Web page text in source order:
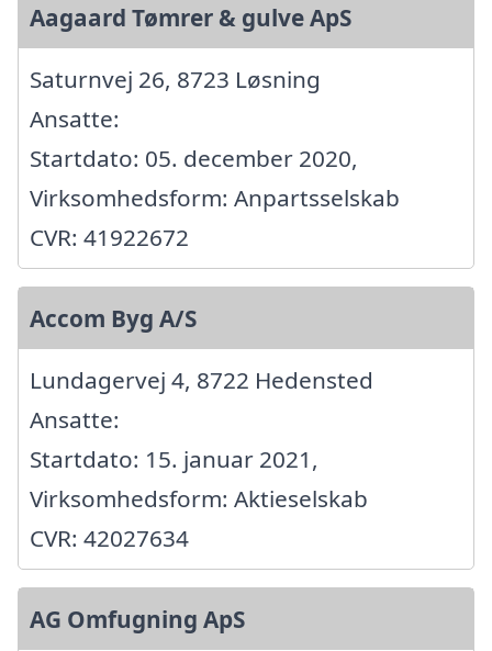
Aagaard Tømrer & gulve ApS
Saturnvej 26, 8723 Løsning
Ansatte:
Startdato: 05. december 2020,
Virksomhedsform: Anpartsselskab
CVR: 41922672
Accom Byg A/S
Lundagervej 4, 8722 Hedensted
Ansatte:
Startdato: 15. januar 2021,
Virksomhedsform: Aktieselskab
CVR: 42027634
AG Omfugning ApS